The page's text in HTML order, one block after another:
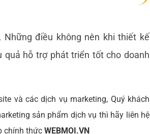
điều không nên khi thiết kế
hỗ trợ phát triển tốt cho doanh
và các dịch vụ marketing, Quý khách
sản phẩm dịch vụ thì hãy liên hệ
chính thức WEBMOI.VN